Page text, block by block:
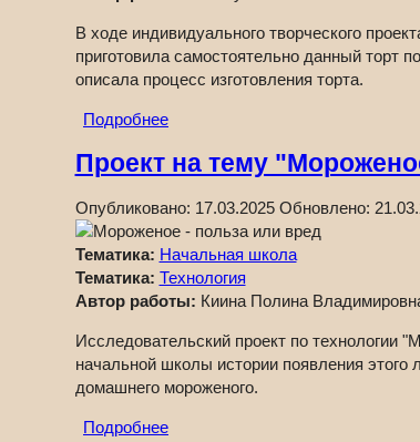
В ходе индивидуального творческого
приготовила самостоятельно данный торт
описала процесс изготовления торта.
Подробнее
Проект на тему
Опубликовано: 17.03.2025 Обновлено:
Тематика: Начальная школа
Тематика: Технология
Автор работы: Киина Полина
Исследовательский проект по технологии
начальной школы истории появления этого
домашнего мороженого.
Подробнее